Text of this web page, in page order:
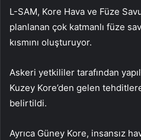
L-SAM, Kore Hava ve Füze
planlanan çok katmanlı füze
kısmını oluşturuyor.
Askeri yetkililer tarafından
Kuzey Kore’den gelen
belirtildi.
Ayrıca Güney Kore, insansız